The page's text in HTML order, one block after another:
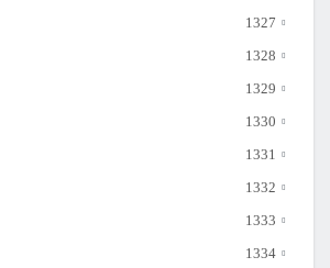
1327
1328
1329
1330
1331
1332
1333
1334